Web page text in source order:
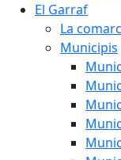
El Garraf
La
Municipis